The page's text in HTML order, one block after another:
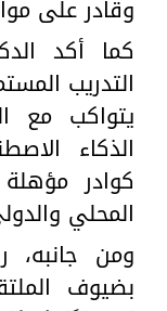
وقادر على
كما أكد
التدريب
يتواكب مع
الذكاء
كوادر
المحلي
ومن جانبه،
بضيوف